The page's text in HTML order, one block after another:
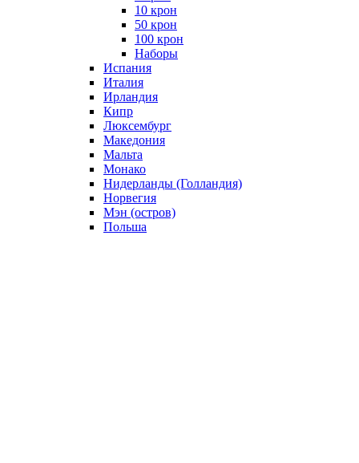
10 крон
50 крон
100 крон
Наборы
Испания
Италия
Ирландия
Кипр
Люксембург
Македония
Мальта
Монако
Нидерланды (Голландия)
Норвегия
Мэн (остров)
Польша